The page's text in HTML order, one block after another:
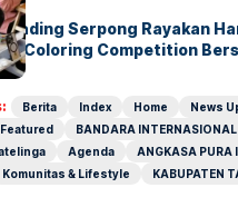
Serpong Rayakan
Coloring Competition
Berita Index Home News
Featured
BANDARA
Agenda ANGKASA PURA
Komunitas & Lifestyle KABUPATEN